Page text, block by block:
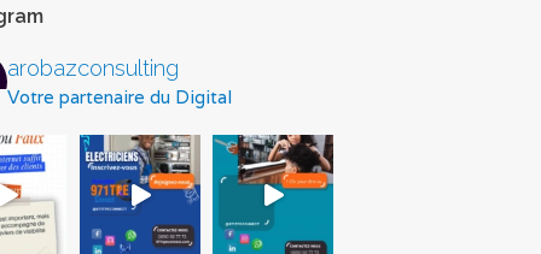
arobazconsulting
Votre partenaire du Digital